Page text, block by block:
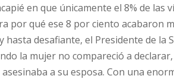
en que únicamente el 8% de las
por qué ese 8 por ciento acabaron
desafiante, el Presidente de la
la mujer no compareció a
a su esposa. Con una